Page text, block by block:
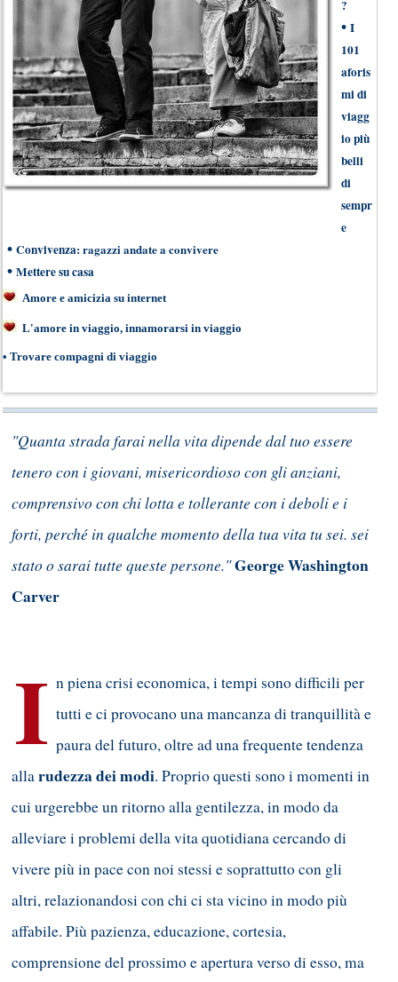
?
• I
101
aforis
mi di
viagg
io più
belli
di
sempr
e
• Convivenza: ragazzi andate a convivere
• Mettere su casa
Amore e amicizia su internet
L'amore in viaggio, innamorarsi in viaggio
• Trovare compagni di viaggio
"Quanta strada farai nella vita dipende dal tuo essere
tenero con i giovani, misericordioso con gli anziani,
comprensivo con chi lotta e tollerante con i deboli e i
forti, perché in qualche momento della tua vita tu sei. sei
stato o sarai tutte queste persone."George Washington
Carver
I n piena crisi economica, i tempi sono difficili per
tutti e ci provocano una mancanza di tranquillità e
paura del futuro, oltre ad una frequente tendenza
allarudezza dei modi. Proprio questi sono i momenti in
cui urgerebbe un ritorno alla gentilezza, in modo da
alleviare i problemi della vita quotidiana cercando di
vivere più in pace con noi stessi e soprattutto con gli
altri, relazionandosi con chi ci sta vicino in modo più
affabile. Più pazienza, educazione, cortesia,
comprensione del prossimo e apertura verso di esso, ma